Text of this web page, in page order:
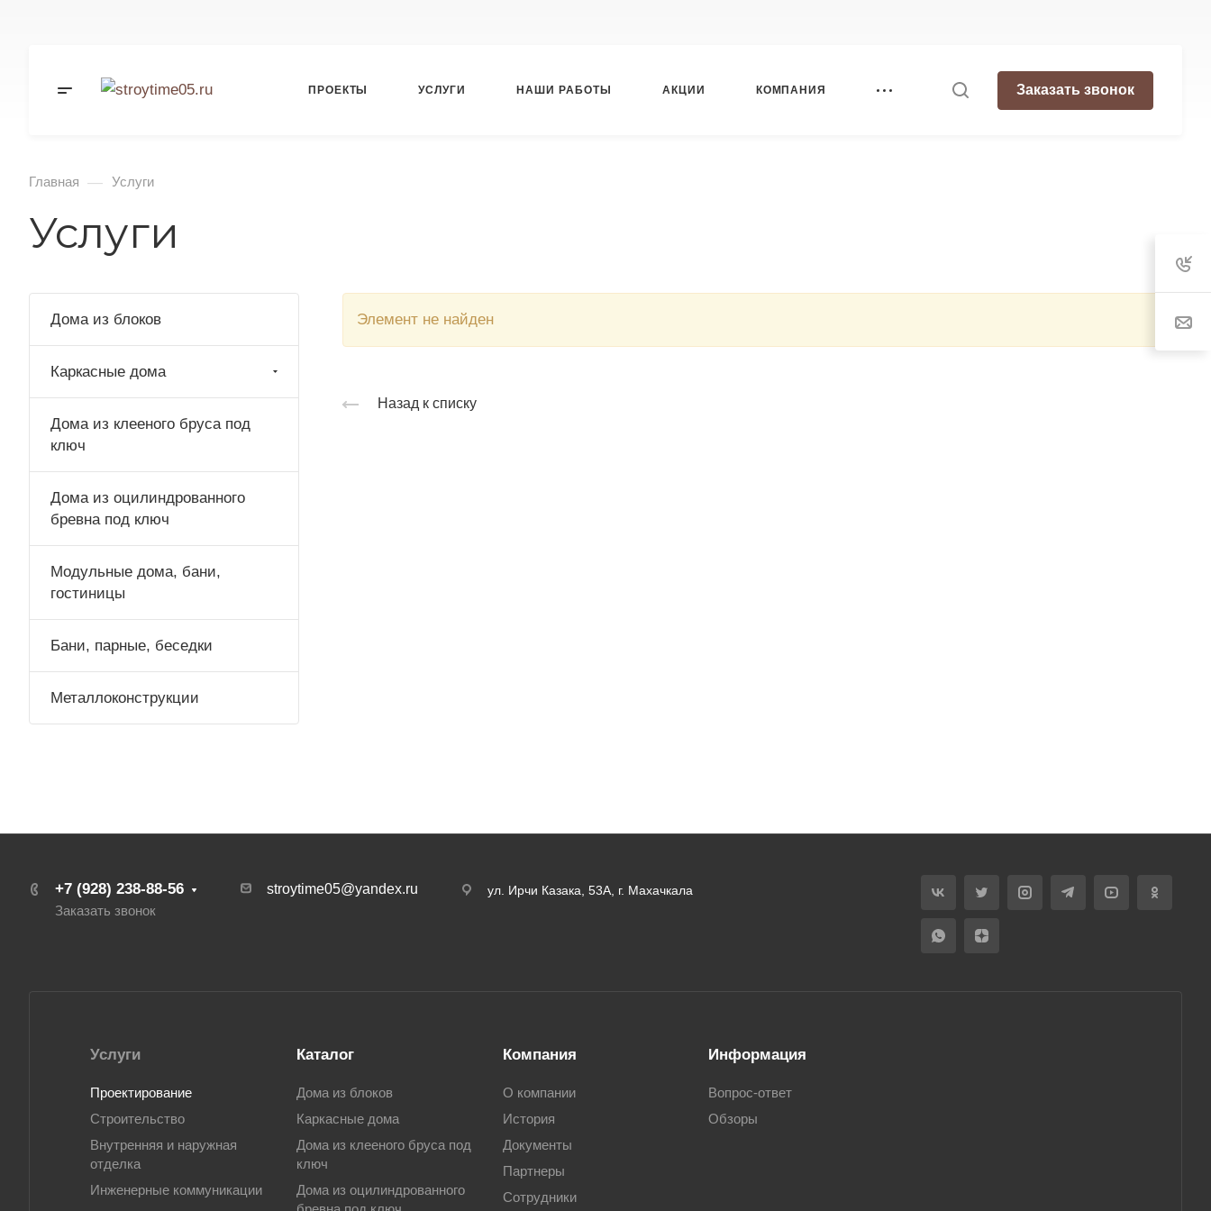
ПРОЕКТЫ УСЛУГИ НАШИ РАБОТЫ АКЦИИ КОМПАНИЯ Заказать звонок
Главная — Услуги
Услуги
Элемент не найден
Назад к списку
Дома из блоков
Каркасные дома
Дома из клееного бруса под
ключ
Дома из оцилиндрованного
бревна под ключ
Модульные дома, бани,
гостиницы
Бани, парные, беседки
Металлоконструкции
+7 (928) 238-88-56
Заказать звонок
stroytime05@yandex.ru ул. Ирчи Казака, 53А, г. Махачкала
Услуги
Проектирование
Строительство
Внутренняя и наружная
отделка
Инженерные коммуникации
Каталог
Дома из блоков
Каркасные дома
Дома из клееного бруса под
ключ
Дома из оцилиндрованного
Компания
О компании
История
Документы
Партнеры
Сотрудники
Информация
Вопрос-ответ
Обзоры